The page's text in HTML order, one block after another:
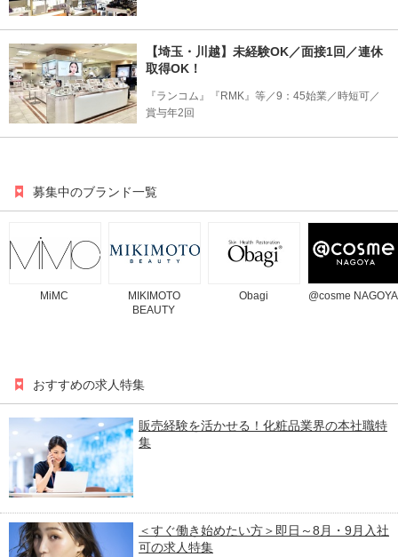
【埼玉・川越】未経験OK／面接1回／連休
取得OK！
『ランコム』『RMK』等／9：45始業／時短可／
賞与年2回
募集中のブランド一覧
MiMC
MIKIMOTO
BEAUTY
Obagi @cosme NAGOYA
おすすめの求人特集
販売経験を活かせる！化粧品業界の本社職特
集
＜すぐ働き始めたい方＞即日～8月・9月入社
可の求人特集